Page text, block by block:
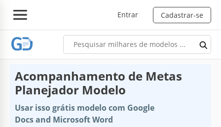
Entrar Cadastrar-se
Acompanhamento de Metas
Planejador Modelo
Usar isso grátis modelo com Google
Docs and Microsoft Word